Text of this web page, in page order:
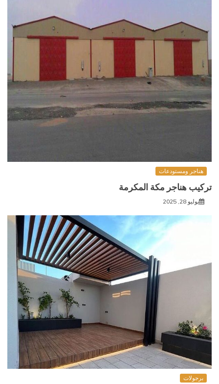
هناجر ومستودعات
تركيب هناجر مكة المكرمة
يوليو 28, 2025
برجولات